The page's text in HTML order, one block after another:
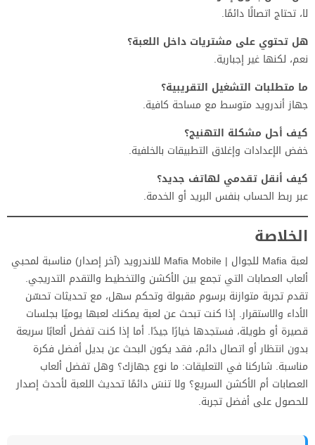
لا، تحتاج اتصالًا دائمًا.
هل تحتوي على مشتريات داخل اللعبة؟
نعم، لكنها غير إجبارية.
ما متطلبات التشغيل التقريبية؟
جهاز أندرويد متوسط مع مساحة كافية.
كيف أحل مشكلة التهنيج؟
خفض الإعدادات وإغلاق التطبيقات بالخلفية.
كيف أنقل تقدمي لهاتف جديد؟
عبر ربط الحساب بنفس البريد أو الخدمة.
الخلاصة
لعبة Mafia للجوال | Mafia Mobile للاندرويد (آخر إصدار) مناسبة لمحبي
ألعاب العصابات التي تجمع بين الأكشن والتخطيط والتقدم التدريجي.
تقدم تجربة متوازنة برسوم مقبولة وتحكم سهل، مع تحديثات تحسّن
الأداء والاستقرار. إذا كنت تبحث عن لعبة يمكنك لعبها يوميًا بجلسات
قصيرة أو طويلة، فستجدها خيارًا جيدًا. أما إذا كنت تفضل ألعابًا سريعة
بدون انتظار أو اتصال دائم، فقد يكون البحث عن بديل أفضل فكرة
مناسبة. شاركنا في التعليقات: ما نوع جهازك؟ وهل تفضل ألعاب
العصابات أم الأكشن السريع؟ ولا تنسَ دائمًا تحديث اللعبة لأحدث إصدار
للحصول على أفضل تجربة.